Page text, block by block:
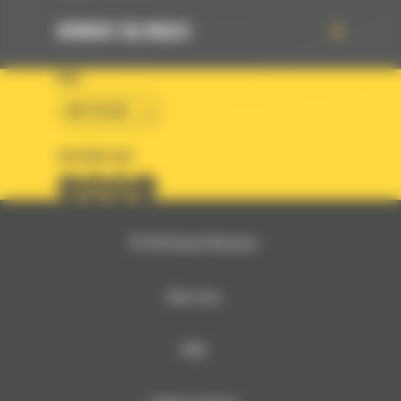
DOWIEDZ SIĘ WIĘCEJ
KRAJ